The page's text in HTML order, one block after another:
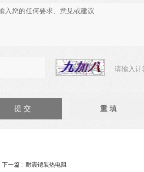
请输入计
下一篇 : 耐震铠装热电阻